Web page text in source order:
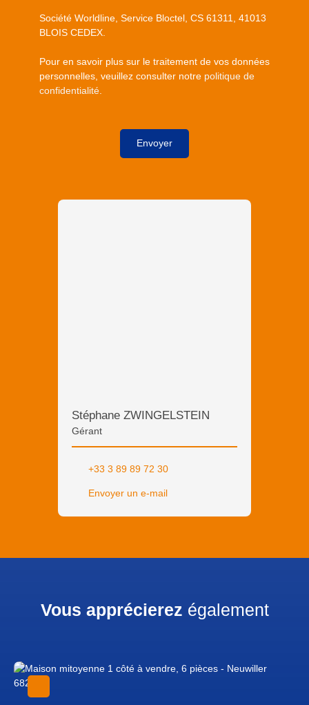
Société Worldline, Service Bloctel, CS 61311, 41013
BLOIS CEDEX.
Pour en savoir plus sur le traitement de vos données
personnelles, veuillez consulter notre politique de
confidentialité
Envoyer
Stéphane ZWINGELSTEIN
Gérant
+33 3 89 89 72 30
Envoyer un e-mail
Vous apprécierez également